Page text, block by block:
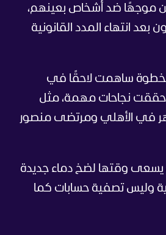
موجهًا ضد أشخاص بعينهم،
بعد انتهاء المدد القانونية
ساهمت لاحقًا في
حققت نجاحات مهمة، مثل
في الأهلي ومرتضى منصور
وقتها لضخ دماء جديدة
وليس تصفية حسابات كما